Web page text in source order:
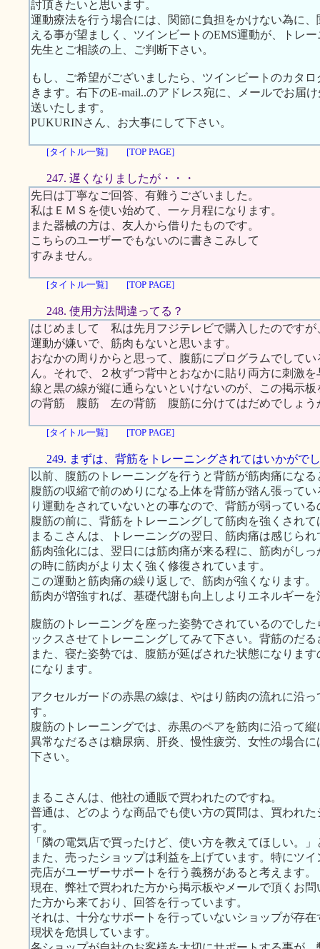
討頂きたいと思います。
運動療法を行う場合には、関節に負担をかけない為に
える事が望ましく、ツインビートのEMS運動が、トレ
先生とご相談の上、ご判断下さい。
もし、ご希望がございましたら、ツインビートのカタ
きます。右下のE-mail..のアドレス宛に、メールでお届
送いたします。
PUKURINさん、お大事にして下さい。
[タイトル一覧] [TOP PAGE]
247. 遅くなりましたが・・・
先日は丁寧なご回答、有難うございました。
私はＥＭＳを使い始めて、一ヶ月程になります。
また器械の方は、友人から借りたものです。
こちらのユーザーでもないのに書きこみして
すみません。
[タイトル一覧] [TOP PAGE]
248. 使用方法間違ってる？
はじめまして 私は先月フジテレビで購入したのですが
運動が嫌いで、筋肉もないと思います。
おなかの周りからと思って、腹筋にプログラムでして
ん。それで、２枚ずつ背中とおなかに貼り両方に刺激
線と黒の線が縦に通らないといけないのが、この掲示
の背筋 腹筋 左の背筋 腹筋に分けてはだめでしょう
[タイトル一覧] [TOP PAGE]
249. まずは、背筋をトレーニングされてはいかがで
以前、腹筋のトレーニングを行うと背筋が筋肉痛にな
腹筋の収縮で前のめりになる上体を背筋が踏ん張って
り運動をされていないとの事なので、背筋が弱ってい
腹筋の前に、背筋をトレーニングして筋肉を強くされ
まるこさんは、トレーニングの翌日、筋肉痛は感じら
筋肉強化には、翌日には筋肉痛が来る程に、筋肉がし
の時に筋肉がより太く強く修復されています。
この運動と筋肉痛の繰り返しで、筋肉が強くなります。
筋肉が増強すれば、基礎代謝も向上しよりエネルギー
腹筋のトレーニングを座った姿勢でされているのでし
ックスさせてトレーニングしてみて下さい。背筋のだ
また、寝た姿勢では、腹筋が延ばされた状態になりま
になります。
アクセルガードの赤黒の線は、やはり筋肉の流れに沿
す。
腹筋のトレーニングでは、赤黒のペアを筋肉に沿って
異常なだるさは糖尿病、肝炎、慢性疲労、女性の場合
下さい。
まるこさんは、他社の通販で買われたのですね。
普通は、どのような商品でも使い方の質問は、買われ
す。
「隣の電気店で買ったけど、使い方を教えてほしい。
また、売ったショップは利益を上げています。特にツ
売店がユーザーサポートを行う義務があると考えます。
現在、弊社で買われた方から掲示板やメールで頂くお
た方から来ており、回答を行っています。
それは、十分なサポートを行っていないショップが存
現状を危惧しています。